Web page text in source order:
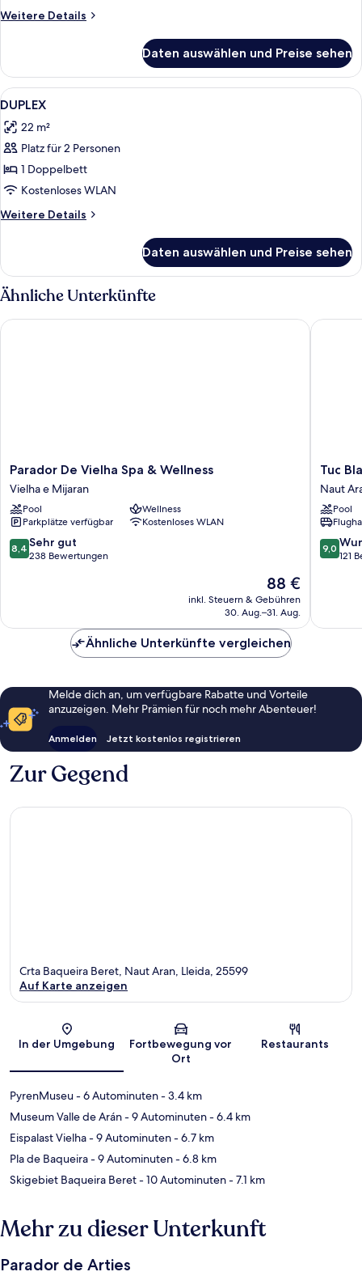
Weitere Details
Weitere
Daten auswählen und Preise sehen
Alle
Fotos
für
DUPLEX
anzeigen
Hochwertige Bettwaren, Minibar,
4
DUPLEX
22 m²
Platz für 2 Personen
1 Doppelbett
Kostenloses WLAN
Weitere Details
Weitere
Daten auswählen und Preise sehen
Ähnliche Unterkünfte
Parador
De
Vielha
Spa
&
Wellness
Vielha
Parador De Vielha Spa & Wellness
Vielha e Mijaran
Pool
Wellness
Parkplätze verfügbar
Kostenloses WLAN
8.4
von
Bewertungen
8,4 Sehr gut
238 Bewertungen
Der
Preis
beträgt
88 €
inkl. Steuern & Gebühren
30. Aug.–31. Aug.
Parador De Vielha Spa & Wellness
Tuc
Blanc
Naut
Aran
Tuc
Naut
Pool
9.0
von
9,0
121
Tuc
Ähnliche Unterkünfte vergleichen
Melde dich an, um verfügbare Rabatte und Vorteile
anzuzeigen. Mehr Prämien für noch mehr Abenteuer!
Anmelden Jetzt kostenlos registrieren
Zur Gegend
Karte
Crta Baqueira Beret, Naut Aran, Lleida, 25599
Auf Karte anzeigen
In der Umgebung
Fortbewegung vor
Ort
Restaurants
PyrenMuseu- 6 Autominuten- 3.4 km
Museum Valle de Arán- 9 Autominuten- 6.4 km
Eispalast Vielha- 9 Autominuten- 6.7 km
Pla de Baqueira- 9 Autominuten- 6.8 km
Skigebiet Baqueira Beret- 10 Autominuten- 7.1 km
Mehr zu dieser Unterkunft
Parador de Arties